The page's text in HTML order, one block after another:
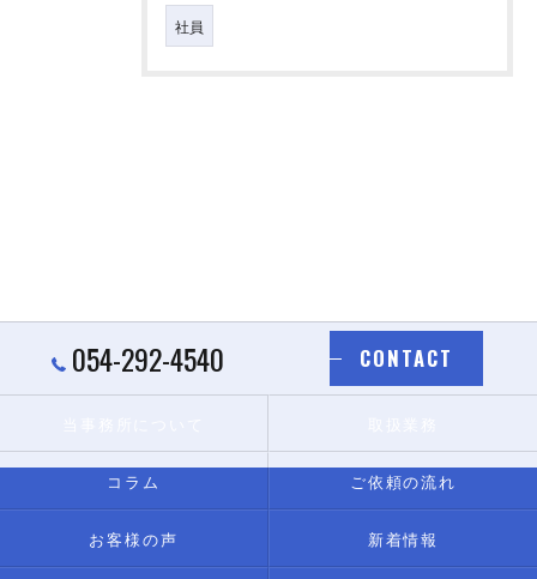
社員
054-292-4540 CONTACT
コラム ご依頼の流れ
お客様の声 新着情報